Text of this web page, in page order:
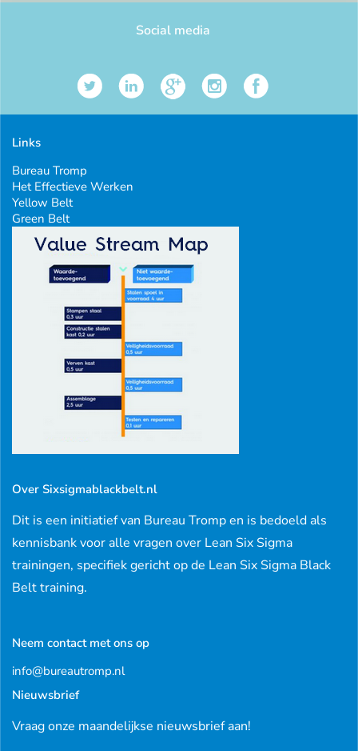
Social media
Links
Bureau Tromp
Het Effectieve Werken
Yellow Belt
Green Belt
Over Sixsigmablackbelt.nl
Dit is een initiatief van Bureau Tromp en is bedoeld als
kennisbank voor alle vragen over Lean Six Sigma
trainingen, specifiek gericht op de Lean Six Sigma Black
Belt training.
Neem contact met ons op
info@bureautromp.nl
Nieuwsbrief
Vraag onze maandelijkse nieuwsbrief aan!